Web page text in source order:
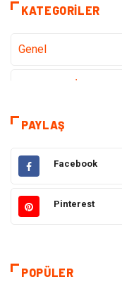
KATEGORILER
Genel
Eğitim & Kariyer
Gündem
Moda
Bilgisayar & Yazılım
PAYLAŞ
Facebook
Pinterest
POPÜLER